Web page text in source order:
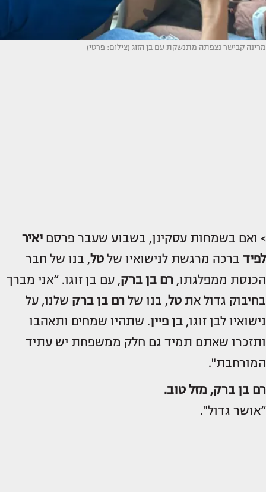
מרינה קבישר נצפתה מתנשקת עם בן הזוג (צילום: פרטי)
> ואם בשמחות עסקינן, בשבוע שעבר פרסם יאיר
לפיד ברכה מרגשת לנישואיו של טל, בנו של חבר
הכנסת ממפלגתו, רם בן ברק, עם בן זוגו. “אני מברך
בחיבוק גדול את טל, בנו של רם בן ברק שלנו, על
נישואיו לבן זוגו, בן פיין. שתהיו שמחים ותאהבו
ותזכרו שאתם תמיד גם חלק ממשפחת יש עתיד
המורחבת".
רם בן ברק, מזל טוב.
“אושר גדול".